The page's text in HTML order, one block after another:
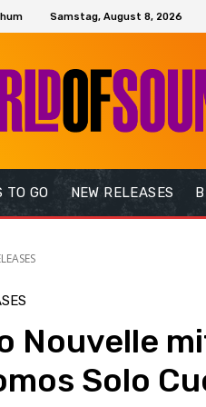
Samstag, August 8, 2026
TO GO NEW RELEASES
Nouvelle
Solo